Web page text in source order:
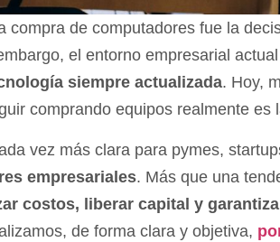
compra de computadores fue la
el entorno empresarial
siempre actualizada. Hoy,
comprando equipos realmente es
vez más clara para pymes,
empresariales. Más que una
costos, liberar capital y
de forma clara y objetiva,